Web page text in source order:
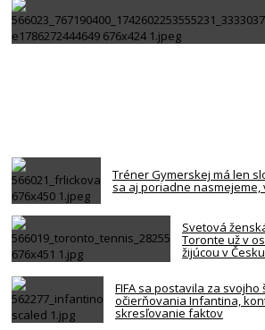
Tréner Gymerskej má len
sa aj poriadne nasmejeme,
Svetová
Toronte už v
žijúcou v Česku
FIFA sa postavila za
očierňovania Infantina,
skresľovanie faktov